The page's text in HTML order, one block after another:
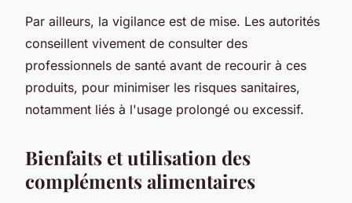
Par ailleurs, la vigilance est de mise. Les autorités
conseillent vivement de consulter des
professionnels de santé avant de recourir à ces
produits, pour minimiser les risques sanitaires,
notamment liés à l'usage prolongé ou excessif.
Bienfaits et utilisation des
compléments alimentaires